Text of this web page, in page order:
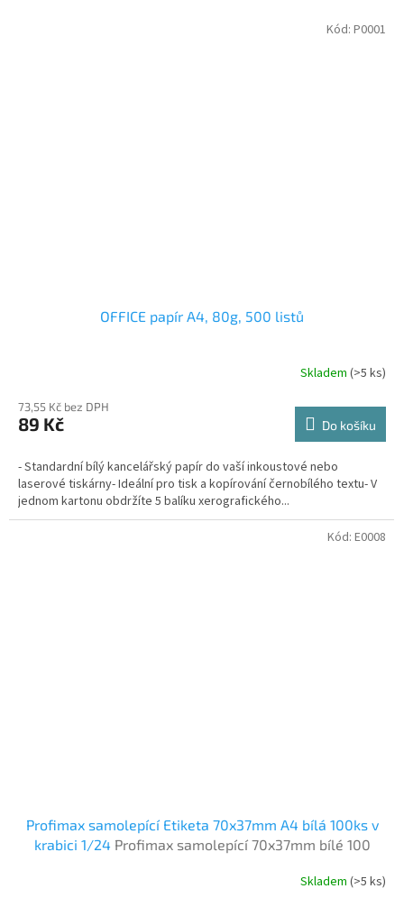
OFFICE papír A4, 80g, 500 listů
Skladem (>5 ks)
73,55 Kč bez DPH
89 Kč Do košíku
- Standardní bílý kancelářský papír do vaší inkoustové nebo
laserové tiskárny- Ideální pro tisk a kopírování černobílého textu- V
jednom kartonu obdržíte 5 balíku xerografického...
Kód: P0001
Profimax samolepící Etiketa 70x37mm A4 bílá 100ks v
krabici 1/24 Profimax samolepící 70x37mm bílé 100
Skladem (>5 ks)
Kód: E0008